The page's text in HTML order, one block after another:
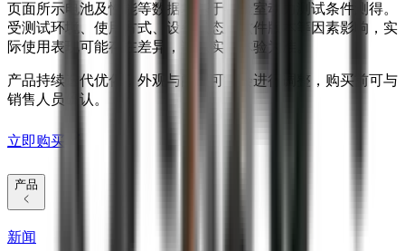
页面所示电池及性能等数据均基于实验室动力测试条件测得。
受测试环境、使用方式、设备状态及软件版本等因素影响，实
际使用表现可能存在差异，请以实际体验为准。
产品持续迭代优化，外观与配置可能会进行调整，购买前可与
销售人员确认。
立即购买
产品
新闻